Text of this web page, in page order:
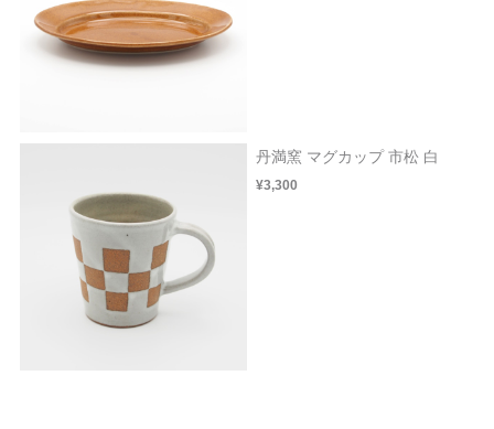
丹満窯 マグカップ 市松 白
¥3,300